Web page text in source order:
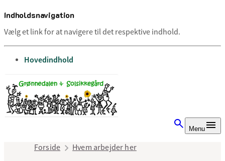
Indholdsnavigation
Vælg et link for at navigere til det respektive indhold.
gå til
Hovedindhold
Menu
Forside Hvem arbejder her